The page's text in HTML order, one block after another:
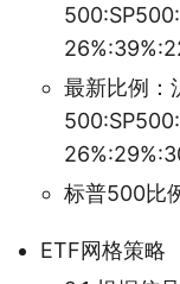
最新比例：
标普500比
ETF网格策略